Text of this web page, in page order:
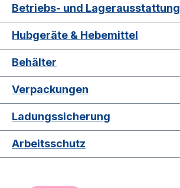
Betriebs- und Lagerausstattung
Hubgeräte & Hebemittel
Behälter
Verpackungen
Ladungssicherung
Arbeitsschutz